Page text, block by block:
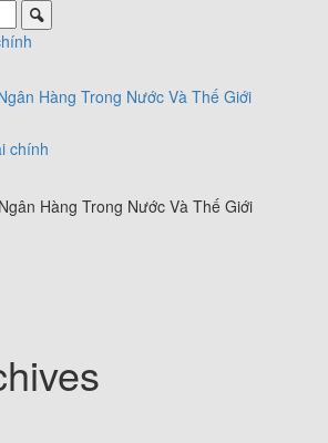
Hàng Trong Nước Và Thế Giới
chính